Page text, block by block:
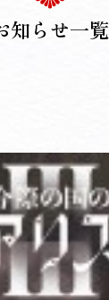
知らせ一覧